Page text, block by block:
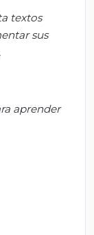
textos
sus
aprender